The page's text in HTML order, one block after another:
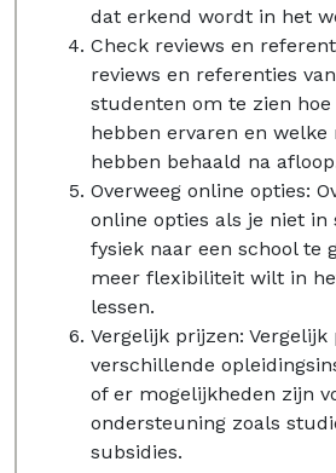
dat erkend wordt in het
Check reviews en
reviews en referenties
studenten om te zien
hebben ervaren en
hebben behaald na
Overweeg online opties:
online opties als je niet in
fysiek naar een school te
meer flexibiliteit wilt in
lessen.
Vergelijk prijzen:
verschillende
of er mogelijkheden zijn
ondersteuning zoals
subsidies.